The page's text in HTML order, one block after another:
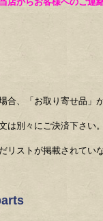
、「お取り寄せ品」
別々にご決済下さい。
ストが掲載されてい